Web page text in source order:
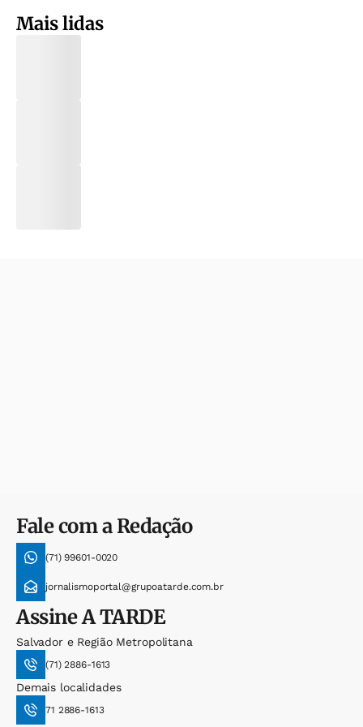
Mais lidas
Fale com a Redação
(71) 99601-0020
jornalismoportal@grupoatarde.com.br
AssineA TARDE
Salvador e Região Metropolitana
(71) 2886-1613
Demais localidades
71 2886-1613